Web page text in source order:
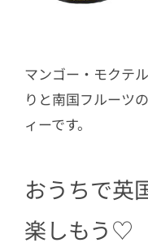
マンゴー・モクテ
りと南国フルーツ
ィーです。
おうちで英
楽しもう♡